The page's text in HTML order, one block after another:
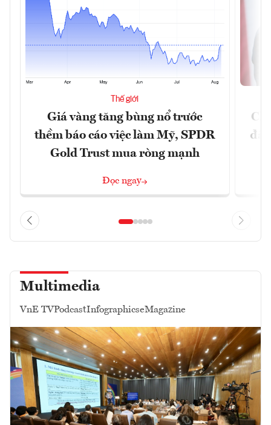
Thế giới
Giá vàng tăng bùng nổ trước
thềm báo cáo việc làm Mỹ, SPDR
Gold Trust mua ròng mạnh
Đọc ngay
đã
Multimedia
VnE TVPodcastInfographicseMagazine